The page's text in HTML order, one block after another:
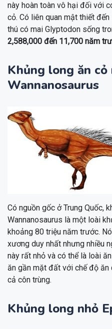
này hoàn toàn vô hại đối với
cỏ. Có liên quan mật thiết đến
thú có mai Glyptodon sống
2,588,000 đến 11,700 năm
Khủng long ăn cỏ
Wannanosaurus
Có nguồn gốc ở Trung Quốc,
Wannanosaurus là một loài
khoảng 80 triệu năm trước.
xương duy nhất nhưng nhiều
này rất nhỏ và có thể là loài
ăn gần mặt đất với chế độ ăn
cả côn trùng.
Khủng long nhỏ